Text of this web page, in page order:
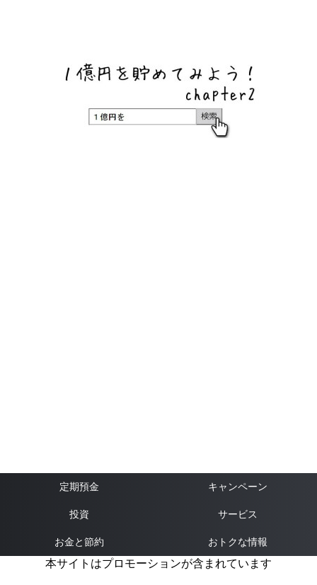
定期預金 キャンペーン
投資 サービス
お金と節約 おトクな情報
本サイトはプロモーションが含まれています